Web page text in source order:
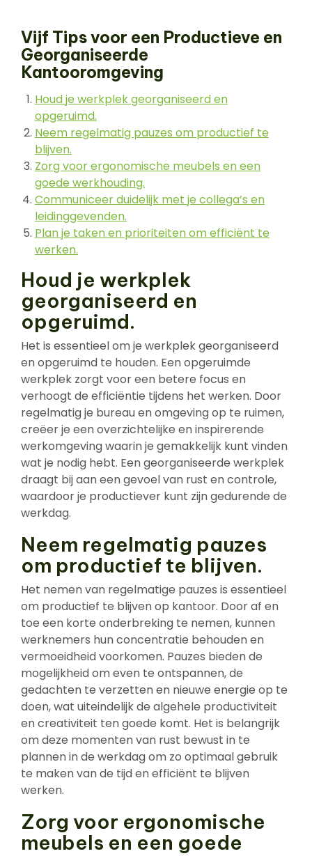
Vijf Tips voor een Productieve en
Georganiseerde
Kantooromgeving
Houd je werkplek georganiseerd en
opgeruimd.
Neem regelmatig pauzes om productief te
blijven.
Zorg voor ergonomische meubels en een
goede werkhouding.
Communiceer duidelijk met je collega’s en
leidinggevenden.
Plan je taken en prioriteiten om efficiënt te
werken.
Houd je werkplek
georganiseerd en
opgeruimd.
Het is essentieel om je werkplek georganiseerd
en opgeruimd te houden. Een opgeruimde
werkplek zorgt voor een betere focus en
verhoogt de efficiëntie tijdens het werken. Door
regelmatig je bureau en omgeving op te ruimen,
creëer je een overzichtelijke en inspirerende
werkomgeving waarin je gemakkelijk kunt vinden
wat je nodig hebt. Een georganiseerde werkplek
draagt bij aan een gevoel van rust en controle,
waardoor je productiever kunt zijn gedurende de
werkdag.
Neem regelmatig pauzes
om productief te blijven.
Het nemen van regelmatige pauzes is essentieel
om productief te blijven op kantoor. Door af en
toe een korte onderbreking te nemen, kunnen
werknemers hun concentratie behouden en
vermoeidheid voorkomen. Pauzes bieden de
mogelijkheid om even te ontspannen, de
gedachten te verzetten en nieuwe energie op te
doen, wat uiteindelijk de algehele productiviteit
en creativiteit ten goede komt. Het is belangrijk
om deze momenten van rust bewust in te
plannen in de werkdag om zo optimaal gebruik
te maken van de tijd en efficiënt te blijven
werken.
Zorg voor ergonomische
meubels en een goede